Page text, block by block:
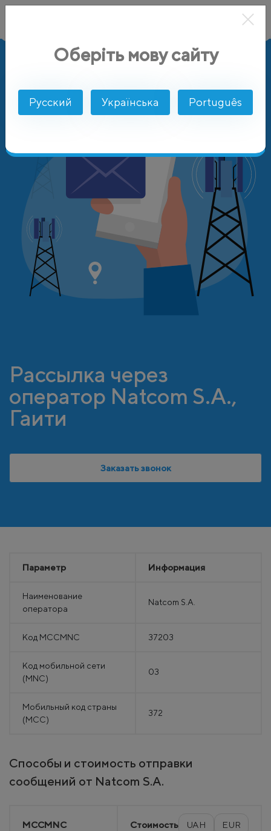
Natcom S.A.
Рассылка через
оператор Natcom S.A.,
Гаити
Заказать звонок
Параметр Информация
Наименование
оператора
Natcom S.A.
Код MCCMNC 37203
Код мобильной сети
(MNC)
03
Мобильный код страны
(MCC)
372
Способы и стоимость отправки
сообщений от Natcom S.A.
MCCMNC Стоимость UAH EUR
Оберіть мову сайту
Русский Українська Português